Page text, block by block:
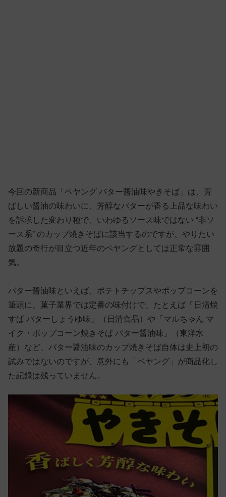
今回の新商品「ペヤング バター醤油味やきそば」は、芳
ばしい醤油の味わいに、芳醇なバターが香る上品な味わい
を訴求した変わり種で、いわゆるソース味ではない “非ソ
ース系” のカップ焼きそばに該当するのですが、やりたい
放題の奇行が目立つ近年のペヤングとしては正常な雰囲
気。
バター醤油味といえば、ポテトチップスやポップコーンを
筆頭に、菓子業界では定番の味付けで、たとえば「日清焼
すぱ バターしょうゆ味」（日清食品）や「マルちゃん マ
イク・ポップコーン焼きそば バター醤油味」（東洋水
産）など、バター醤油味のカップ焼きそば自体は史上初の
試みではないのですが、意外にも「ペヤング」が商品化し
た記録は残っていません。